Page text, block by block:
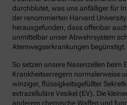
durchblutet, was uns anfälliger für
der renommierten Harvard
herausgefunden, dass offenbar
unmittelbar unser Abwehrsystem
Atemwegserkrankungen begünstigt.
So setzen unsere Nasenzellen beim
Krankheitserregern normalerweise
winziger, flüssigkeitsgefüllter
extrazelluläre Vesikel (EV). Die
anderem chemische Waffen und